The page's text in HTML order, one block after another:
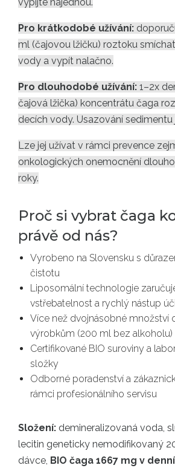
Pro krátkodobé užívání:
ml (čajovou lžičku) roztoku
vody a vypít nalačno.
Pro dlouhodobé užívání: 1–2x
čajová lžička) koncentrátu čaga
decích vody. Usazování sedimentu
Lze jej užívat v rámci prevence
onkologických onemocnění
roky.
Proč si vybrat čaga
právě od nás?
Vyrobeno na Slovensku s
čistotu
Liposomální technologie
vstřebatelnost a rychlý nástup
Více než dvojnásobné množství
výrobkům (200 ml bez alkoholu)
Certifikované BIO suroviny a
složky
Odborné poradenství a
rámci profesionálního servisu
Složení: demineralizovaná voda,
lecitin geneticky nemodifikovaný
dávce, BIO čaga 1667 mg v